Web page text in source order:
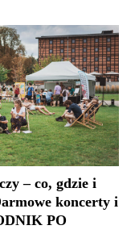
– co, gdzie i
koncerty i
PO